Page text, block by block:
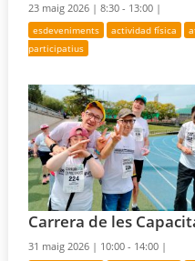
23 maig 2026 |8:30 - 13:00 |
esdeveniments actividad física
participatius
Carrera de les
31 maig 2026 | 10:00 - 14:00 |